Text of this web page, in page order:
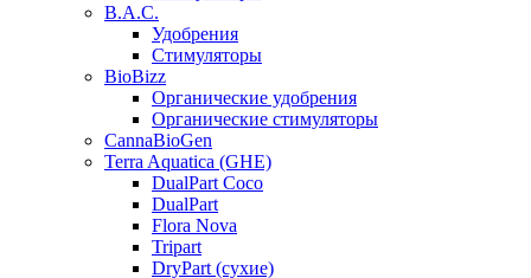
B.A.C.
Удобрения
Стимуляторы
BioBizz
Органические удобрения
Органические стимуляторы
CannaBioGen
Terra Aquatica (GHE)
DualPart Coco
DualPart
Flora Nova
Tripart
DryPart (сухие)